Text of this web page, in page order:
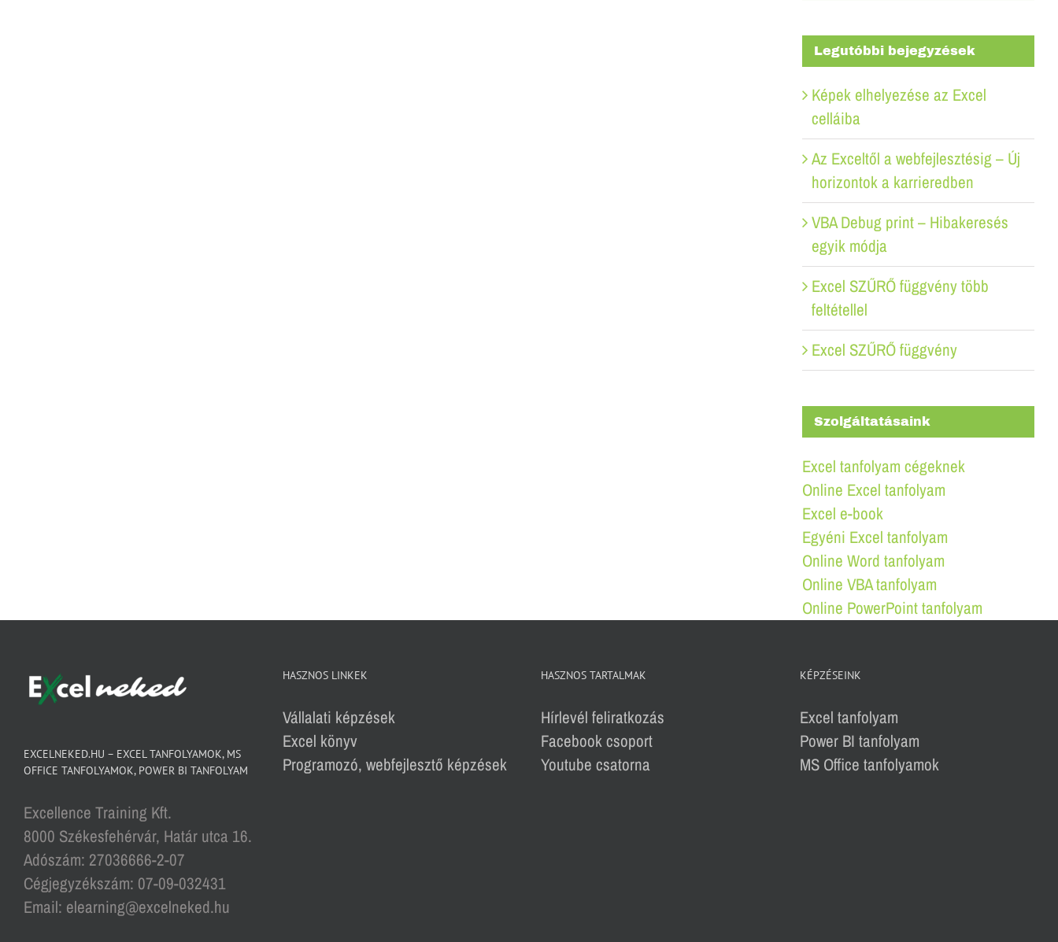
Legutóbbi bejegyzések
Képek elhelyezése az Excel
celláiba
Az Exceltől a webfejlesztésig – Új
horizontok a karrieredben
VBA Debug print – Hibakeresés
egyik módja
Excel SZŰRŐ függvény több
feltétellel
Excel SZŰRŐ függvény
Szolgáltatásaink
Excel tanfolyam cégeknek
Online Excel tanfolyam
Excel e-book
Egyéni Excel tanfolyam
Online Word tanfolyam
Online VBA tanfolyam
Online PowerPoint tanfolyam
EXCELNEKED.HU – EXCEL TANFOLYAMOK, MS
OFFICE TANFOLYAMOK, POWER BI TANFOLYAM
Excellence Training Kft.
8000 Székesfehérvár, Határ utca 16.
Adószám: 27036666-2-07
Cégjegyzékszám: 07-09-032431
Email: elearning@excelneked.hu
HASZNOS LINKEK
Vállalati képzések
Excel könyv
Programozó, webfejlesztő képzések
HASZNOS TARTALMAK
Hírlevél feliratkozás
Facebook csoport
Youtube csatorna
KÉPZÉSEINK
Excel tanfolyam
Power BI tanfolyam
MS Office tanfolyamok